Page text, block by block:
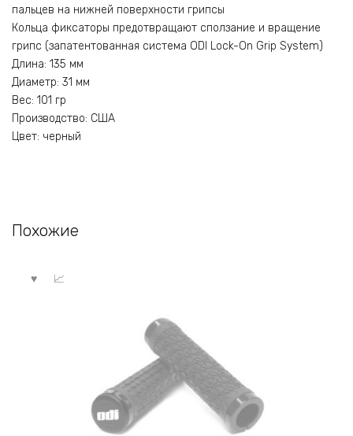
пальцев на нижней поверхности грипсы
Кольца фиксаторы предотвращают сползание и вращение
грипс (запатентованная система ODI Lock-On Grip System)
Длина: 135 мм
Диаметр: 31 мм
Вес: 101 гр
Производство: США
Цвет: черный
Похожие